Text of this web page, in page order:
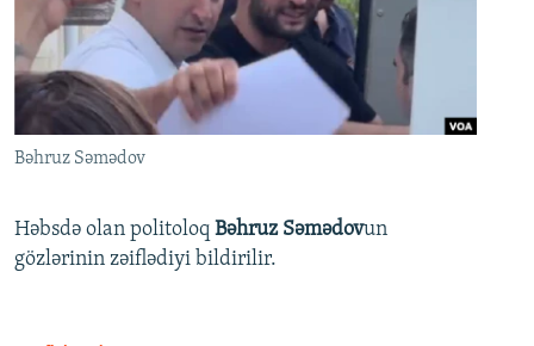
Bəhruz Səmədov
Həbsdə olan politoloq Bəhruz Səmədovun
gözlərinin zəiflədiyi bildirilir.